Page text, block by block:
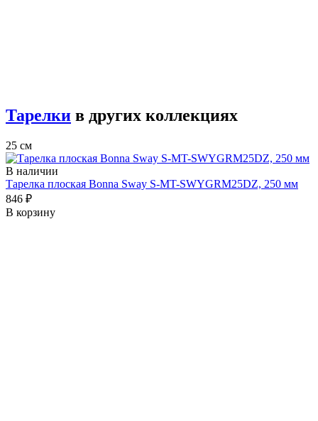
Тарелки в других коллекциях
25 см
В наличии
Тарелка плоская Bonna Sway S-MT-SWYGRM25DZ, 250 мм
846 ₽
В корзину